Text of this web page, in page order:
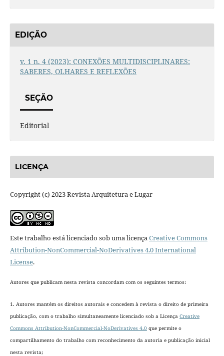
EDIÇÃO
v. 1 n. 4 (2023): CONEXÕES MULTIDISCIPLINARES:
SABERES, OLHARES E REFLEXÕES
SEÇÃO
Editorial
LICENÇA
Copyright (c) 2023 Revista Arquitetura e Lugar
Este trabalho está licenciado sob uma licença Creative Commons
Attribution-NonCommercial-NoDerivatives 4.0 International
License.
Autores que publicam nesta revista concordam com os seguintes termos:
1. Autores mantém os direitos autorais e concedem à revista o direito de primeira
publicação, com o trabalho simultaneamente licenciado sob a Licença Creative
Commons Attribution-NonCommercial-NoDerivatives 4.0 que permite o
compartilhamento do trabalho com reconhecimento da autoria e publicação inicial
nesta revista;